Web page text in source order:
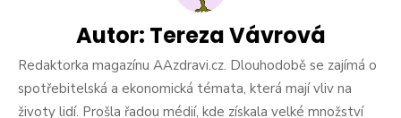
pozor.
Na
trhu
jsou
speciální
Autor: Tereza Vávrová
Redaktorka magazínu AAzdravi.cz. Dlouhodobě se zajímá o
spotřebitelská a ekonomická témata, která mají vliv na
životy lidí. Prošla řadou médií, kde získala velké množství